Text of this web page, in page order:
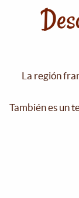
La región
También es un